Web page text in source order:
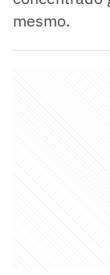
mesmo.